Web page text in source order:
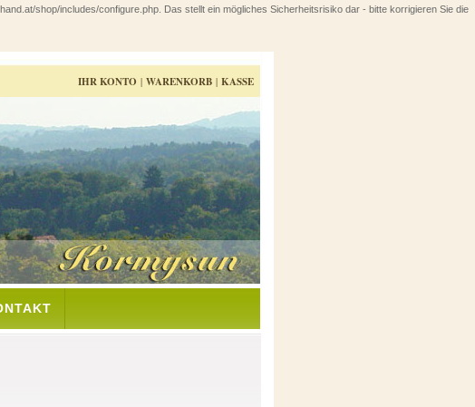
shop/includes/configure.php. Das stellt ein mögliches Sicherheitsrisiko dar - bitte korrigieren Sie die
IHR KONTO | WARENKORB | KASSE